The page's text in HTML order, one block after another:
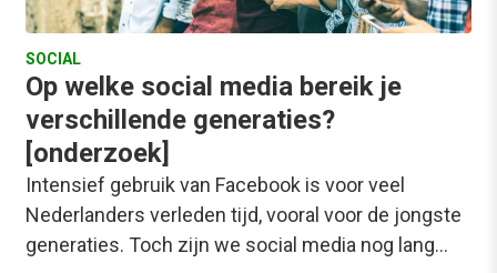
SOCIAL
Op welke social media bereik je
verschillende generaties?
[onderzoek]
Intensief gebruik van Facebook is voor veel
Nederlanders verleden tijd, vooral voor de jongste
generaties. Toch zijn we social media nog lang…